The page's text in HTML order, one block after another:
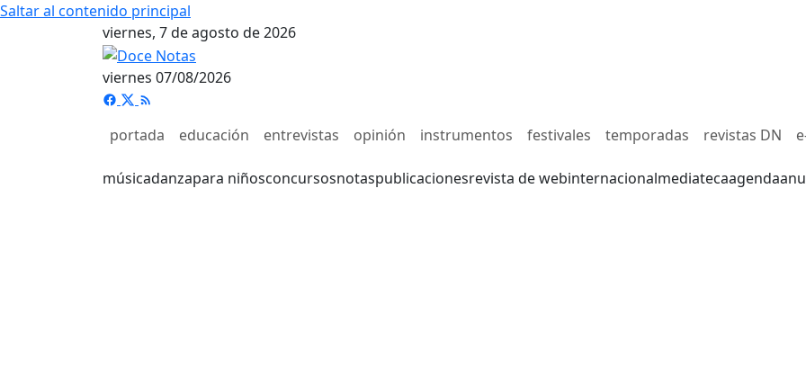
Saltar al contenido principal
viernes, 7 de agosto de 2026
viernes 07/08/2026
portada educación entrevistas opinión instrumentos festivales temporadas revistas DN
músicadanzapara niñosconcursosnotaspublicacionesrevista de webinternacionalmediatecaagenda